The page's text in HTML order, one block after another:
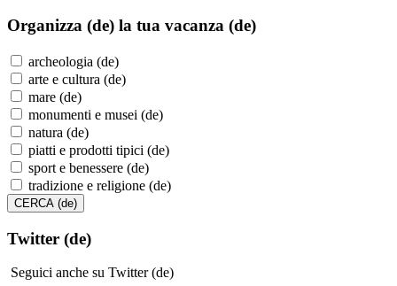
Organizza (de) la tua vacanza (de)
archeologia (de)
arte e cultura (de)
mare (de)
monumenti e musei (de)
natura (de)
piatti e prodotti tipici (de)
sport e benessere (de)
tradizione e religione (de)
Twitter (de)
Seguici anche su Twitter (de)